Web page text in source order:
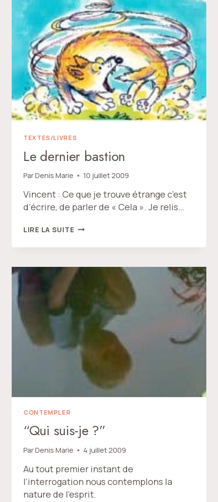
TEXTES/LIVRES
Le dernier bastion
ParDenis Marie 10 juillet 2009
Vincent : Ce que je trouve étrange c’est
d’écrire, de parler de « Cela ». Je relis…
LIRE LA SUITELE
BASTION
CONTEMPLER
“Qui suis-je ?”
ParDenis Marie 4 juillet 2009
Au tout premier instant de
l’interrogation nous contemplons la
nature de l’esprit.